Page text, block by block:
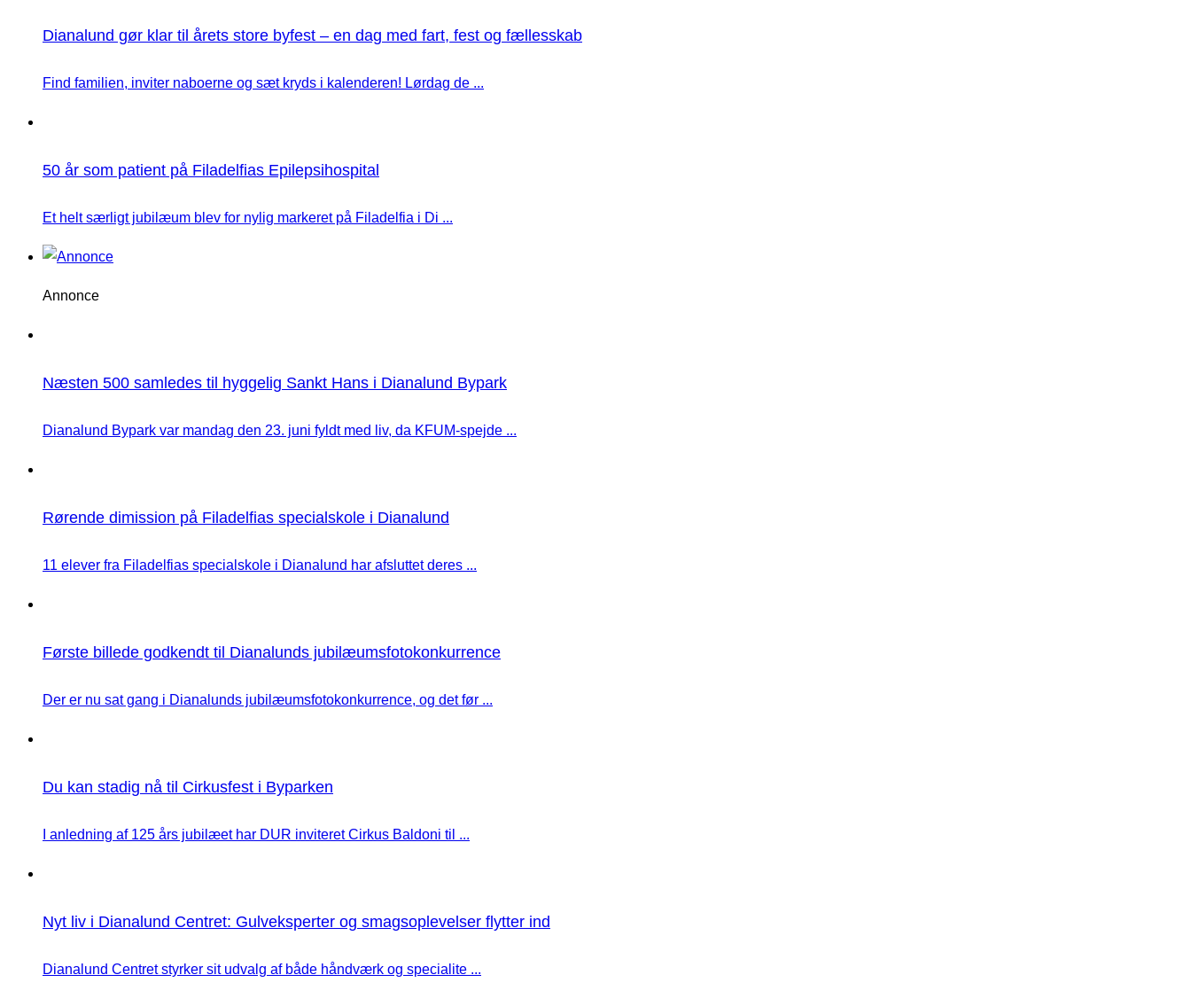
Dianalund gør klar til årets store byfest – en dag med fart, fest og fællesskab
Find familien, inviter naboerne og sæt kryds i kalenderen! Lørdag de ...
50 år som patient på Filadelfias Epilepsihospital
Et helt særligt jubilæum blev for nylig markeret på Filadelfia i Di ...
Annonce
Næsten 500 samledes til hyggelig Sankt Hans i Dianalund Bypark
Dianalund Bypark var mandag den 23. juni fyldt med liv, da KFUM-spejde ...
Rørende dimission på Filadelfias specialskole i Dianalund
11 elever fra Filadelfias specialskole i Dianalund har afsluttet deres ...
Første billede godkendt til Dianalunds jubilæumsfotokonkurrence
Der er nu sat gang i Dianalunds jubilæumsfotokonkurrence, og det før ...
Du kan stadig nå til Cirkusfest i Byparken
I anledning af 125 års jubilæet har DUR inviteret Cirkus Baldoni til ...
Nyt liv i Dianalund Centret: Gulveksperter og smagsoplevelser flytter ind
Dianalund Centret styrker sit udvalg af både håndværk og specialite ...